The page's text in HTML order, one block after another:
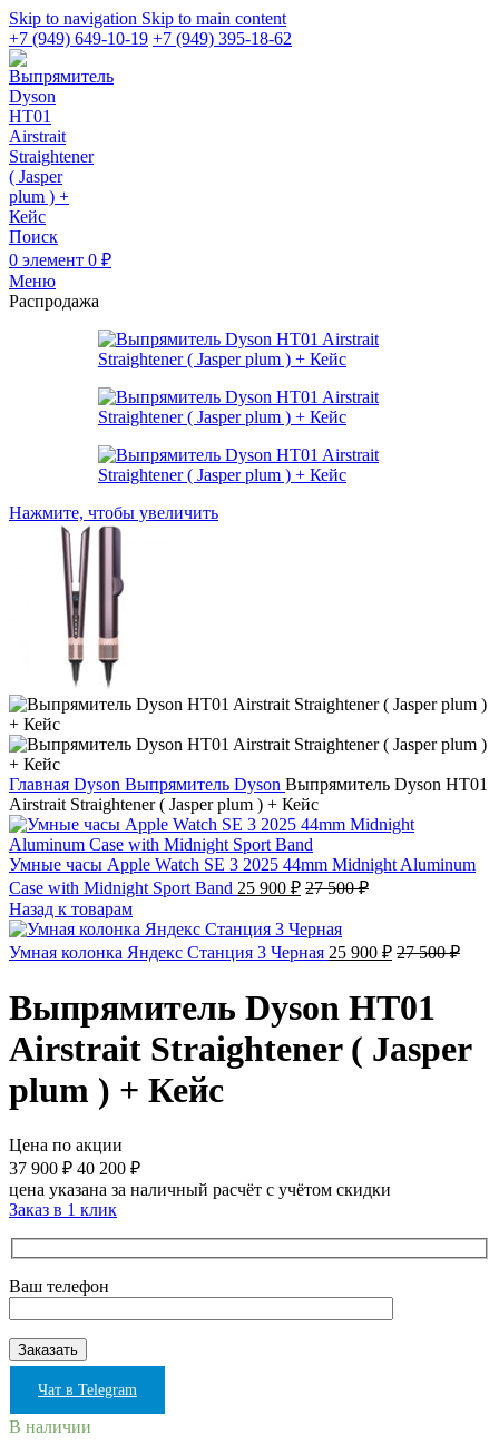
Skip to navigation Skip to main content
+7 (949) 649-10-19 +7 (949) 395-18-62
Поиск
0 элемент 0 ₽
Меню
Распродажа
Нажмите, чтобы увеличить
Главная Dyson Выпрямитель Dyson Выпрямитель Dyson HT01
Airstrait Straightener ( Jasper plum ) + Кейс
Умные часы Apple Watch SE 3 2025 44mm Midnight Aluminum
Case with Midnight Sport Band 25 900 ₽ 27 500₽
Назад к товарам
Умная колонка Яндекс Станция 3 Черная 25 900 ₽ 27 500₽
Выпрямитель Dyson HT01
Airstrait Straightener ( Jasper
plum ) + Кейс
Цена по акции
37 900 ₽ 40 200 ₽
цена указана за наличный расчёт с учётом скидки
Заказ в 1 клик
Ваш телефон
Чат в Telegram
В наличии